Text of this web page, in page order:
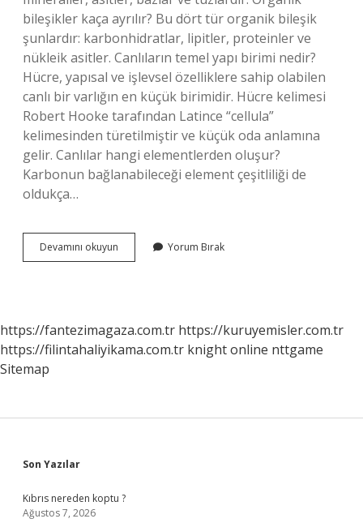
bileşikler kaça ayrılır? Bu dört tür organik bileşik
şunlardır: karbonhidratlar, lipitler, proteinler ve
nükleik asitler. Canlıların temel yapı birimi nedir?
Hücre, yapısal ve işlevsel özelliklere sahip olabilen
canlı bir varlığın en küçük birimidir. Hücre kelimesi
Robert Hooke tarafından Latince “cellula”
kelimesinden türetilmiştir ve küçük oda anlamına
gelir. Canlılar hangi elementlerden oluşur?
Karbonun bağlanabileceği element çeşitliliği de
oldukça…
Devamını okuyun Canlıların
Temel
Yorum Bırak
https://fantezimagaza.com.tr https://kuruyemisler.com.tr
https://filintahaliyikama.com.tr knight online nttgame
Sitemap
Sidebar
Son Yazılar
Kıbrıs nereden koptu ?
Ağustos 7, 2026